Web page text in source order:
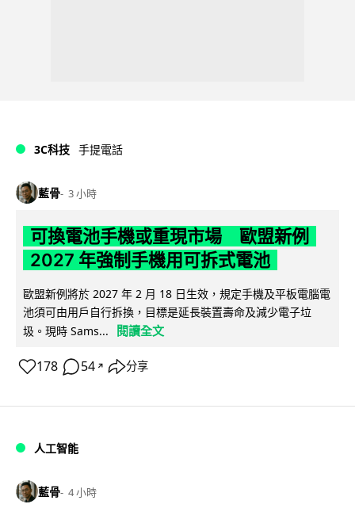
3C科技 手提電話
藍骨 3 小時
可換電池手機或重現市場 歐盟新例
2027 年強制手機用可拆式電池
歐盟新例將於 2027 年 2 月 18 日生效，規定手機及平板電腦電
池須可由用戶自行拆換，目標是延長裝置壽命及減少電子垃
圾。現時 Sams...
閱讀全文
178 54 ↗ 分享
人工智能
藍骨 4 小時